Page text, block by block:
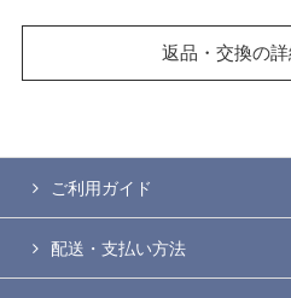
返品・交換の
ご利用ガイド
配送・支払い方法